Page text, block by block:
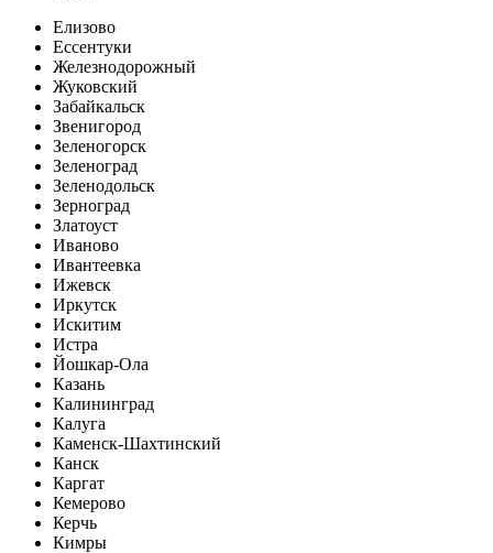
Елизово
Ессентуки
Железнодорожный
Жуковский
Забайкальск
Звенигород
Зеленогорск
Зеленоград
Зеленодольск
Зерноград
Златоуст
Иваново
Ивантеевка
Ижевск
Иркутск
Искитим
Истра
Йошкар-Ола
Казань
Калининград
Калуга
Каменск-Шахтинский
Канск
Каргат
Кемерово
Керчь
Кимры